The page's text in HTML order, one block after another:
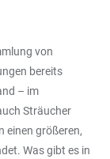
von
bereits
– im
Sträucher
einen größeren,
Was gibt es in